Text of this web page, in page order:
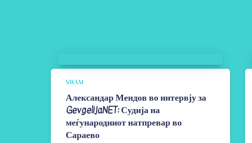
SWAM
Александар Мендов во интервју за
GevgelijaNET: Судија на
меѓународниот натпревар во
Сараево